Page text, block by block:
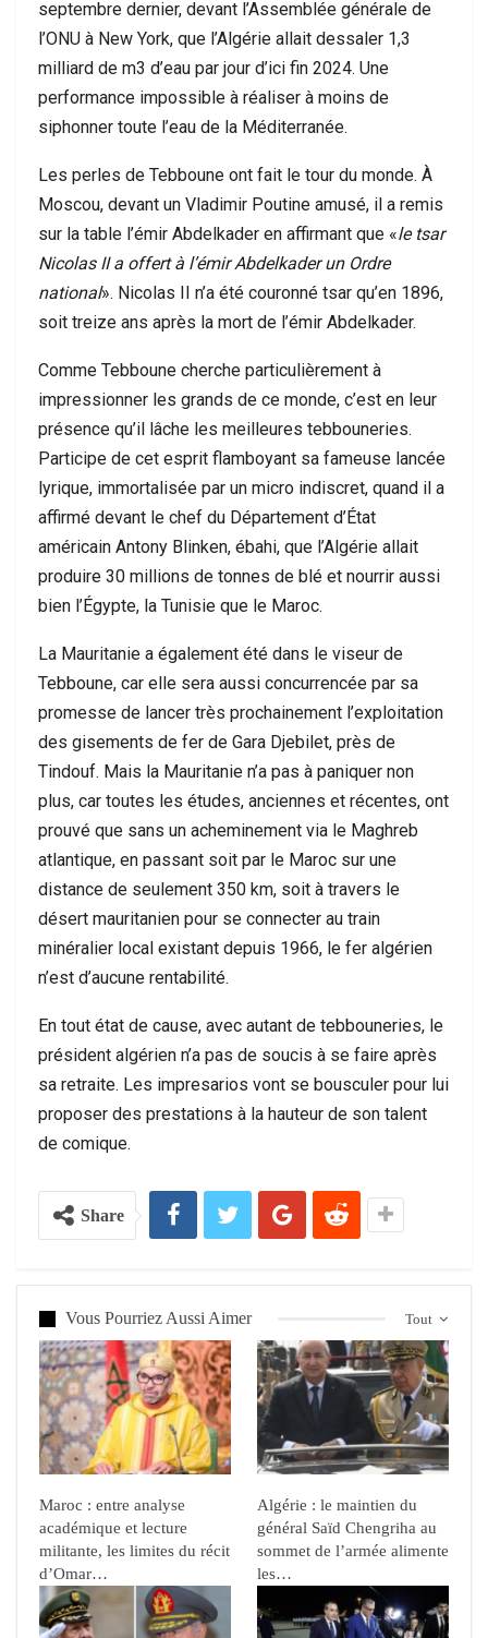
septembre dernier, devant l’Assemblée générale de
l’ONU à New York, que l’Algérie allait dessaler 1,3
milliard de m3 d’eau par jour d’ici fin 2024. Une
performance impossible à réaliser à moins de
siphonner toute l’eau de la Méditerranée.
Les perles de Tebboune ont fait le tour du monde. À
Moscou, devant un Vladimir Poutine amusé, il a remis
sur la table l’émir Abdelkader en affirmant que «le tsar
Nicolas II a offert à l’émir Abdelkader un Ordre
national». Nicolas II n’a été couronné tsar qu’en 1896,
soit treize ans après la mort de l’émir Abdelkader.
Comme Tebboune cherche particulièrement à
impressionner les grands de ce monde, c’est en leur
présence qu’il lâche les meilleures tebbouneries.
Participe de cet esprit flamboyant sa fameuse lancée
lyrique, immortalisée par un micro indiscret, quand il a
affirmé devant le chef du Département d’État
américain Antony Blinken, ébahi, que l’Algérie allait
produire 30 millions de tonnes de blé et nourrir aussi
bien l’Égypte, la Tunisie que le Maroc.
La Mauritanie a également été dans le viseur de
Tebboune, car elle sera aussi concurrencée par sa
promesse de lancer très prochainement l’exploitation
des gisements de fer de Gara Djebilet, près de
Tindouf. Mais la Mauritanie n’a pas à paniquer non
plus, car toutes les études, anciennes et récentes, ont
prouvé que sans un acheminement via le Maghreb
atlantique, en passant soit par le Maroc sur une
distance de seulement 350 km, soit à travers le
désert mauritanien pour se connecter au train
minéralier local existant depuis 1966, le fer algérien
n’est d’aucune rentabilité.
En tout état de cause, avec autant de tebbouneries, le
président algérien n’a pas de soucis à se faire après
sa retraite. Les impresarios vont se bousculer pour lui
proposer des prestations à la hauteur de son talent
de comique.
Share
Tout
Vous Pourriez Aussi Aimer
Maroc : entre analyse
académique et lecture
militante, les limites du récit
d’Omar…
Algérie : le maintien du
général Saïd Chengriha au
sommet de l’armée alimente
les…